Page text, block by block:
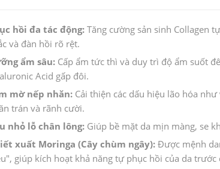
hồi đa tác động: Tăng cường sản sinh Collagen
và đàn hồi rõ rệt.
ẩm sâu: Cấp ẩm tức thì và duy trì độ ẩm suốt
Acid gấp đôi.
mờ nếp nhăn: Cải thiện các dấu hiệu lão hóa
trán và rãnh cười.
nhỏ lỗ chân lông: Giúp bề mặt da mịn màng, se
xuất Moringa (Cây chùm ngây):Được mệnh
giúp kích hoạt khả năng tự phục hồi của da trước